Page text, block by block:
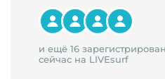
и ещё 16
сейчас на LIVEsurf